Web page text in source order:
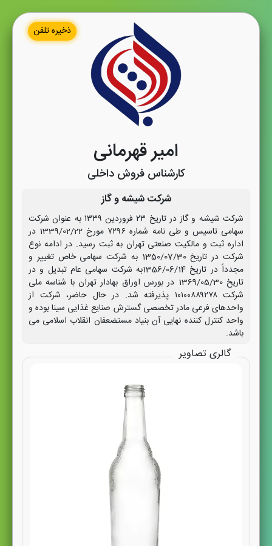
ذخیره تلفن
امیر قهرمانی
کارشناس فروش داخلی
شرکت شیشه و گاز
شرکت شیشه و گاز در تاریخ ۲۳ فروردین ۱۳۳۹ به عنوان شرکت
سهامی تاسیس و طی نامه شماره ۷۲۹۶ مورخ 1339/02/22 در
اداره ثبت و مالکیت صنعتی تهران به ثبت رسید. در ادامه نوع
شرکت در تاریخ 1350/07/30 به شرکت سهامی خاص تغییر و
مجدداً در تاریخ 1356/06/14به شرکت سهامی عام تبدیل و در
تاریخ 1369/05/30 در بورس اوراق بهادار تهران با شناسه ملی
شرکت ۱۰۱۰۰۸۸۹۲۷۸ پذیرفته شد. در حال حاضر، شرکت از
واحدهای فرعی مادر تخصصی گسترش صنایع غذایی سینا بوده و
واحد کنترل کننده نهایی آن بنیاد مستضعفان انقلاب اسلامی می
باشد.
گالری تصاویر